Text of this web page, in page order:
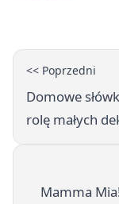
<< Poprzedni
Domowe
rolę małych
Mamma